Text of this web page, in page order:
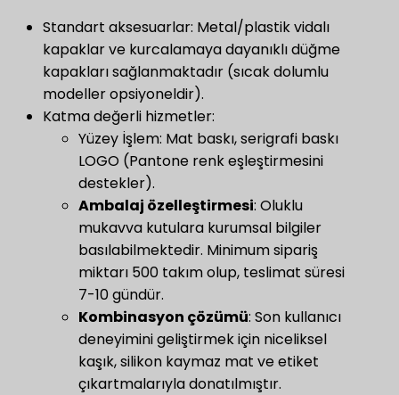
Standart aksesuarlar: Metal/plastik vidalı
kapaklar ve kurcalamaya dayanıklı düğme
kapakları sağlanmaktadır (sıcak dolumlu
modeller opsiyoneldir).
Katma değerli hizmetler:
Yüzey İşlem: Mat baskı, serigrafi baskı
LOGO (Pantone renk eşleştirmesini
destekler).
​Ambalaj özelleştirmesi​: Oluklu
mukavva kutulara kurumsal bilgiler
basılabilmektedir. Minimum sipariş
miktarı 500 takım olup, teslimat süresi
7-10 gündür.
​Kombinasyon çözümü​​: Son kullanıcı
deneyimini geliştirmek için niceliksel
kaşık, silikon kaymaz mat ve etiket
çıkartmalarıyla donatılmıştır.